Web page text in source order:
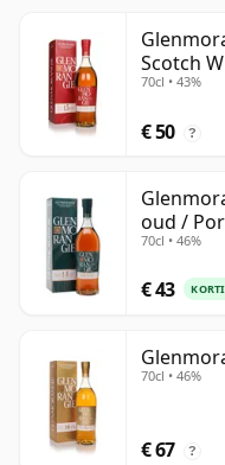
Scotch
70cl • 43%
€ 50 ?
oud /
70cl • 46%
€ 43
70cl • 46%
€ 67 ?